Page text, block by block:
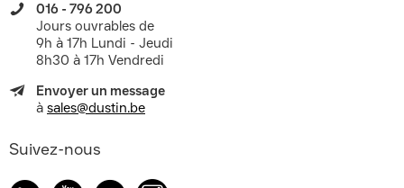
016 - 796 200
Jours ouvrables de
9h à 17h Lundi - Jeudi
8h30 à 17h Vendredi
Envoyer un message
à sales@dustin.be
Suivez-nous